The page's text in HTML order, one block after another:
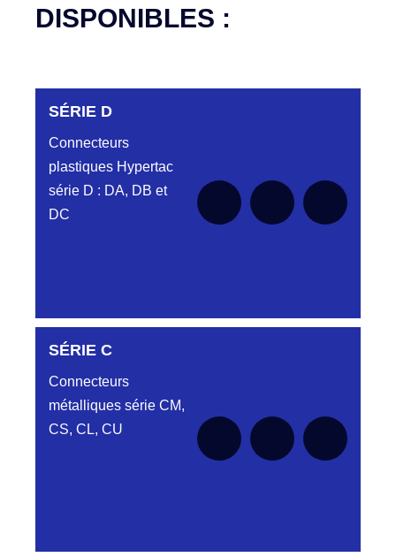
DISPONIBLES :
SÉRIE D
Connecteurs
plastiques Hypertac
série D : DA, DB et
DC
Aucune pièce disponible pour cette série pour
SÉRIE C
Connecteurs
métalliques série CM,
CS, CL, CU